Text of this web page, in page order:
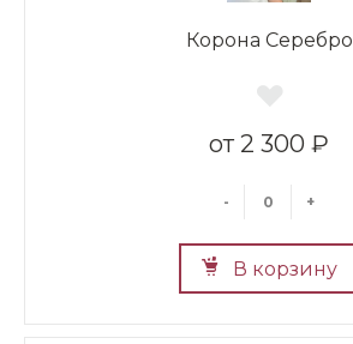
Корона Серебро
2 300 ₽
- +
В корзину